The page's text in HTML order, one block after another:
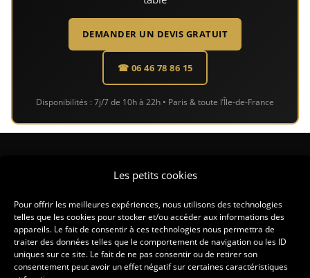
Les petits cookies
Pour offrir les meilleures expériences, nous utilisons des technologies
telles que les cookies pour stocker et/ou accéder aux informations des
appareils. Le fait de consentir à ces technologies nous permettra de
traiter des données telles que le comportement de navigation ou les ID
uniques sur ce site. Le fait de ne pas consentir ou de retirer son
consentement peut avoir un effet négatif sur certaines caractéristiques
DEMANDER UN DEVIS GRATUIT
☎ 06 46 78 86 15
Disponibilités : 7j/7 de 10h à 22h • Paris & toute l’Île-de-France
CONTACT@LASDUCASINO.FR